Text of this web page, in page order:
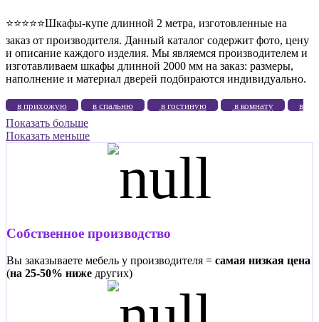
⭐️⭐️⭐️⭐️⭐️Шкафы-купе длинной 2 метра, изготовленные на
заказ от производителя. Данный каталог содержит фото, цену
и описание каждого изделия. Мы являемся производителем и
изготавливаем шкафы длинной 2000 мм на заказ: размеры,
наполнение и материал дверей подбираются индивидуально.
в прихожую в спальню в гостиную в комнату
в
зал
в коридор
фотопечатью
2-дверные 3-дверные 4-дверные
5-
в гардеробную
маленькие до потолка
белые
Показать больше
Показать меньше
Собственное производство
Вы заказываете мебель у производителя = самая низкая цена
(на 25-50% ниже других)